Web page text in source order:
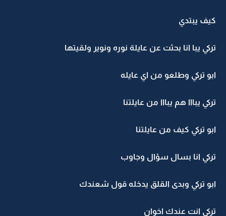
كيف يبتدي
تركي يبا انا بحثت عن عايلة نوره ونوير ولقيتها
ابو تركي وطلعو من اي عايله
تركي يبااا هم يبااا من عايلتنا
ابو تركي كيف من عايلتنا
تركي انا بسال سؤال وجاوب
ابو تركي وبدى القلق يدخله قول شعندك
تركي انت عندك اخوان